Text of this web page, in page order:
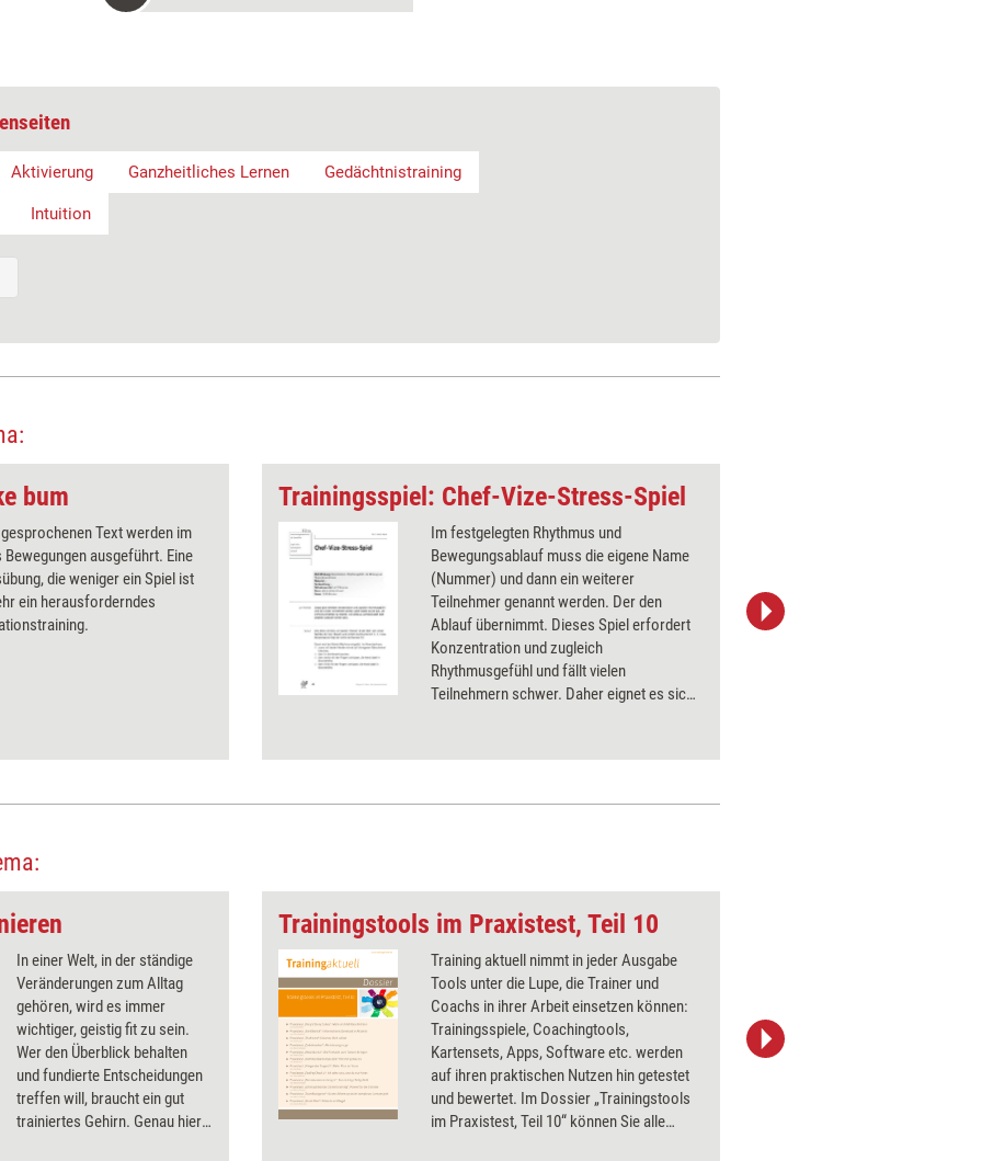
Aktivierung Ganzheitliches Lernen Gedächtnistraining
Intuition
bum
Text werden im
Bewegungen ausgeführt. Eine
die weniger ein Spiel ist
ein herausforderndes
Trainingsspiel: Chef-Vize-Stress-Spiel
Im festgelegten Rhythmus und
Bewegungsablauf muss die eigene Name
(Nummer) und dann ein weiterer
Teilnehmer genannt werden. Der den
Ablauf übernimmt. Dieses Spiel erfordert
Konzentration und zugleich
Rhythmusgefühl und fällt vielen
Teilnehmern schwer. Daher eignet es sich
führen kann.
In einer Welt, in der ständige
Veränderungen zum Alltag
gehören, wird es immer
wichtiger, geistig fit zu sein.
Wer den Überblick behalten
und fundierte Entscheidungen
treffen will, braucht ein gut
trainiertes Gehirn. Genau hier
Trainingstools im Praxistest, Teil 10
Training aktuell nimmt in jeder Ausgabe
Tools unter die Lupe, die Trainer und
Coachs in ihrer Arbeit einsetzen können:
Trainingsspiele, Coachingtools,
Kartensets, Apps, Software etc. werden
auf ihren praktischen Nutzen hin getestet
und bewertet. Im Dossier „Trainingstools
im Praxistest, Teil 10“ können Sie alle